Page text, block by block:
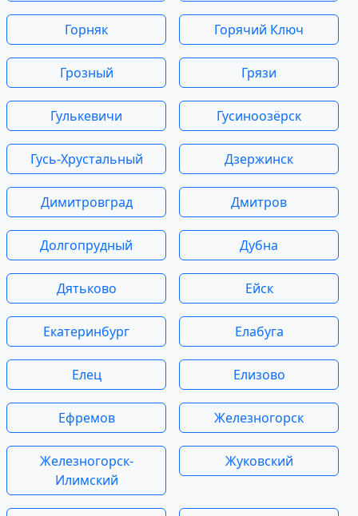
Горняк Горячий Ключ
Грозный Грязи
Гулькевичи Гусиноозёрск
Гусь-Хрустальный Дзержинск
Димитровград Дмитров
Долгопрудный Дубна
Дятьково Ейск
Екатеринбург Елабуга
Елец Елизово
Ефремов Железногорск
Железногорск-
Илимский
Жуковский